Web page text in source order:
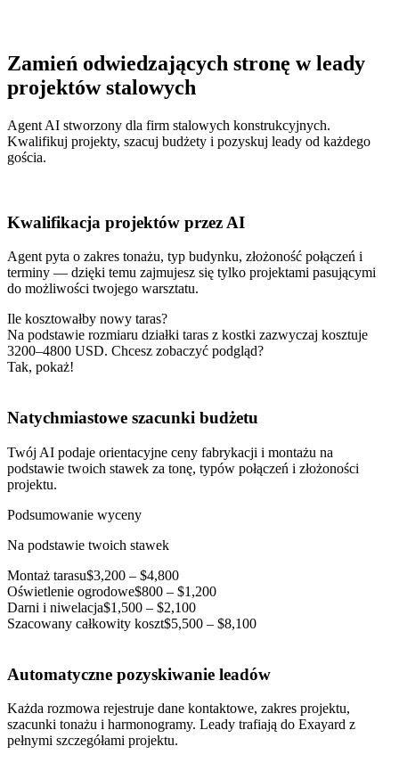
Zamień odwiedzających stronę w leady
projektów stalowych
Agent AI stworzony dla firm stalowych konstrukcyjnych.
Kwalifikuj projekty, szacuj budżety i pozyskuj leady od każdego
gościa.
Kwalifikacja projektów przez AI
Agent pyta o zakres tonażu, typ budynku, złożoność połączeń i
terminy — dzięki temu zajmujesz się tylko projektami pasującymi
do możliwości twojego warsztatu.
Ile kosztowałby nowy taras?
Na podstawie rozmiaru działki taras z kostki zazwyczaj kosztuje
3200–4800 USD. Chcesz zobaczyć podgląd?
Tak, pokaż!
Natychmiastowe szacunki budżetu
Twój AI podaje orientacyjne ceny fabrykacji i montażu na
podstawie twoich stawek za tonę, typów połączeń i złożoności
projektu.
Podsumowanie wyceny
Na podstawie twoich stawek
Montaż tarasu$3,200 – $4,800
Oświetlenie ogrodowe$800 – $1,200
Darni i niwelacja$1,500 – $2,100
Szacowany całkowity koszt$5,500 – $8,100
Automatyczne pozyskiwanie leadów
Każda rozmowa rejestruje dane kontaktowe, zakres projektu,
szacunki tonażu i harmonogramy. Leady trafiają do Exayard z
pełnymi szczegółami projektu.